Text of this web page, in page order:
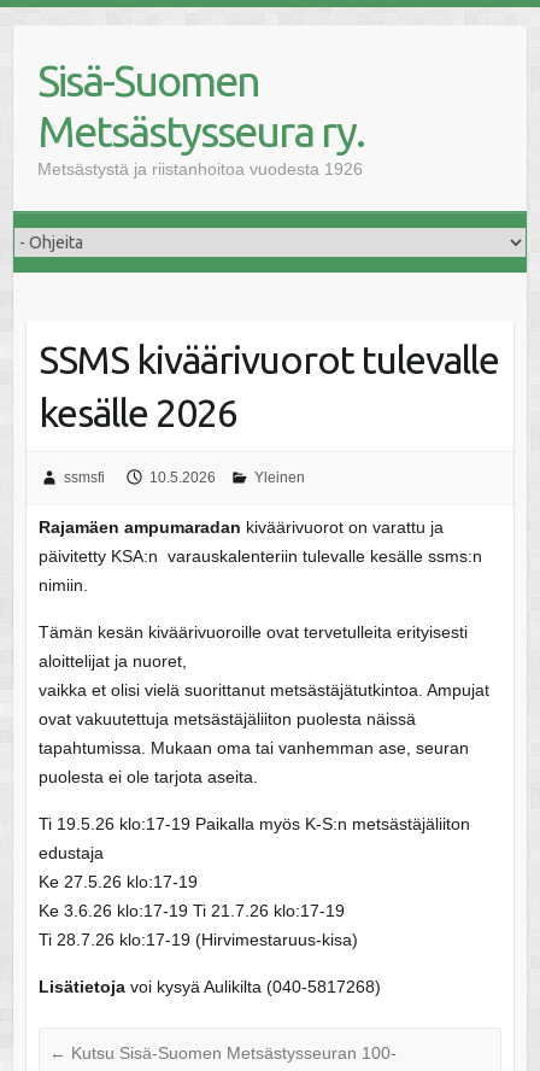
contentSisä-Suomen
Metsästysseura ry.
Metsästystä ja riistanhoitoa vuodesta 1926
SSMS kiväärivuorot tulevalle
kesälle 2026
ssmsfi 10.5.2026 Yleinen
Rajamäen ampumaradan kiväärivuorot on varattu ja
päivitetty KSA:n varauskalenteriin tulevalle kesälle ssms:n
nimiin.
Tämän kesän kiväärivuoroille ovat tervetulleita erityisesti
aloittelijat ja nuoret,
vaikka et olisi vielä suorittanut metsästäjätutkintoa. Ampujat
ovat vakuutettuja metsästäjäliiton puolesta näissä
tapahtumissa. Mukaan oma tai vanhemman ase, seuran
puolesta ei ole tarjota aseita.
Ti 19.5.26 klo:17-19 Paikalla myös K-S:n metsästäjäliiton
edustaja
Ke 27.5.26 klo:17-19
Ke 3.6.26 klo:17-19 Ti 21.7.26 klo:17-19
Ti 28.7.26 klo:17-19 (Hirvimestaruus-kisa)
Lisätietoja voi kysyä Aulikilta (040-5817268)
← Kutsu Sisä-Suomen Metsästysseuran 100-